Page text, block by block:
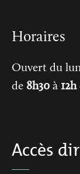
Horaires
Ouvert du
de 8h30 à 12h
Accès